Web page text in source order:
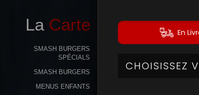
Mentions
Programme
La Carte
SMASH BURGERS
SPÉCIALS
SMASH BURGERS
MENUS ENFANTS